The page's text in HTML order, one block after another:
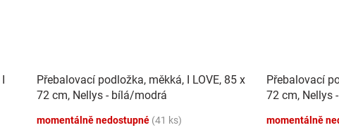
Přebalovací podložka, měkká, I LOVE, 85 x
72 cm, Nellys - bílá/modrá
momentálně nedostupné (41 ks)
Přebalovací
72 cm, Nellys
momentálně